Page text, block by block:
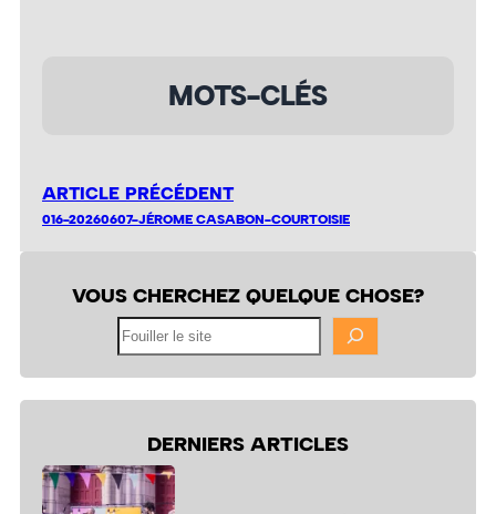
MOTS-CLÉS
ARTICLE PRÉCÉDENT
016-20260607-JÉROME CASABON-COURTOISIE
VOUS CHERCHEZ QUELQUE CHOSE?
DERNIERS ARTICLES